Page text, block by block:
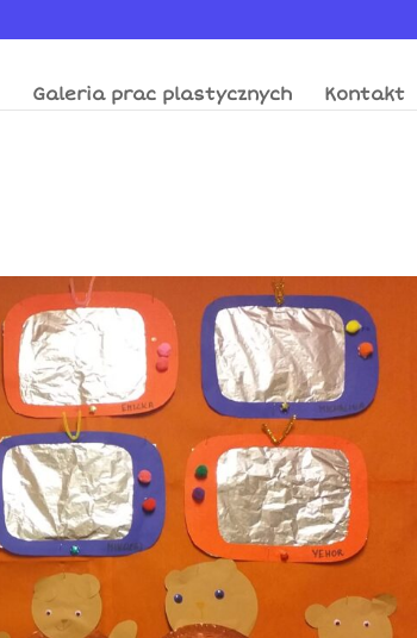
Galeria prac plastycznych Kontakt